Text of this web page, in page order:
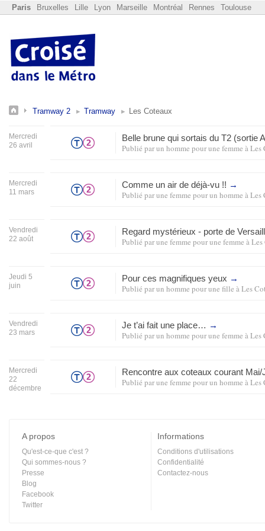
Paris Bruxelles Lille Lyon Marseille Montréal Rennes Toulouse
Tramway 2 Tramway Les Coteaux
Mercredi
26 avril
Belle brune qui sortais du T2 (sortie
Publié parun homme pour une femme àLes
Mercredi
11 mars
Comme un air de déjà-vu !! →
Publié parune femme pour un homme àLes
Vendredi
22 août
Regard mystérieux - porte de
Publié parune femme pour une femme àLes
Jeudi 5
juin
Pour ces magnifiques yeux →
Publié parun homme pour une fille àLes
Vendredi
23 mars
Je t’ai fait une place… →
Publié parun homme pour une femme àLes
Mercredi
22
décembre
Rencontre aux coteaux courant
Publié parune femme pour un homme àLes
A propos
Qu'est-ce-que c'est ?
Qui sommes-nous ?
Presse
Blog
Facebook
Twitter
Informations
Conditions d'utilisations
Confidentialité
Contactez-nous